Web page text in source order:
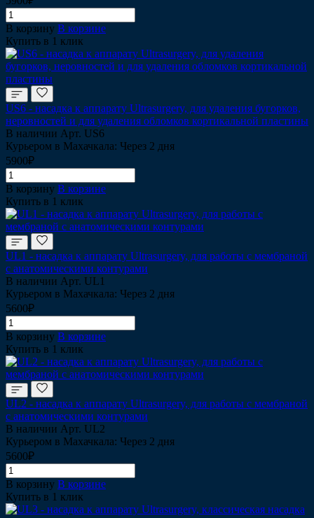
В корзину В корзине
Купить в 1 клик
US6 - насадка к аппарату Ultrasurgery, для удаления бугорков,
неровностей и для удаления обломков кортикальной пластины
В наличии Арт. US6
Курьером в Махачкала: Через 2 дня
5900₽
В корзину В корзине
Купить в 1 клик
UL1 - насадка к аппарату Ultrasurgery, для работы с мембраной
с анатомическими контурами
В наличии Арт. UL1
Курьером в Махачкала: Через 2 дня
5600₽
В корзину В корзине
Купить в 1 клик
UL2 - насадка к аппарату Ultrasurgery, для работы с мембраной
с анатомическими контурами
В наличии Арт. UL2
Курьером в Махачкала: Через 2 дня
5600₽
В корзину В корзине
Купить в 1 клик